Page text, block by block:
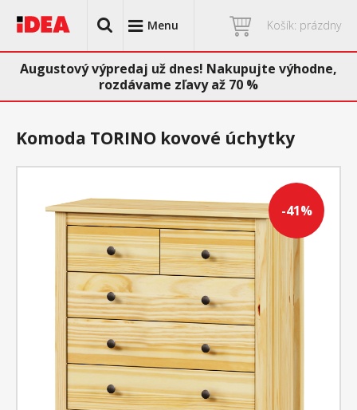
Menu Košík: prázdny
Augustový výpredaj už dnes! Nakupujte výhodne,
rozdávame zľavy až 70 %
-41%
Komoda TORINO kovové úchytky